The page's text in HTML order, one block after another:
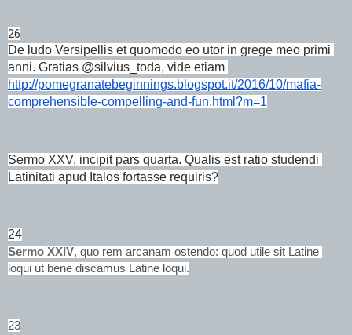
26
De ludo Versipellis et quomodo eo utor in grege meo primi
http://pomegranatebeginnings.blogspot.it/2016/10/mafia-
comprehensible-compelling-and-fun.html?m=1
Sermo XXV, incipit pars quarta. Qualis est ratio studendi
Latinitati apud Italos fortasse requiris?
24
Sermo XXIV, quo rem arcanam ostendo: quod utile sit Latine
loqui ut bene discamus Latine loqui.
23